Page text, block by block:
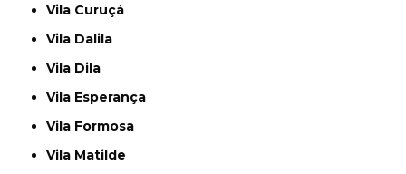
Vila Curuçá
Vila Dalila
Vila Dila
Vila Esperança
Vila Formosa
Vila Matilde